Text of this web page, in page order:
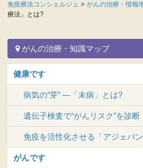
免疫療法コンシェルジュ > がんの治療・情報
療法」とは?
がんの治療・知識マップ
健康です
病気の“芽” ―「未病」とは?
遺伝子検査で“がんリスク”を診断
免疫を活性化させる「アジェバン
がんです